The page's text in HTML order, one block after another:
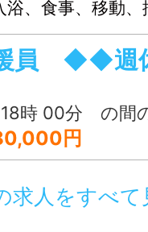
食事、移動、
濯、食事、買
先は、那須塩
町・ 大田原市
軽自動車）を
援員 ◆◆
時 00分 の間
円
求人をすべて